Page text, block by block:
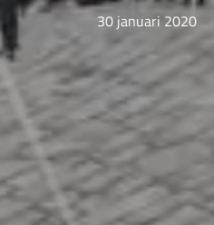
30 januari 2020